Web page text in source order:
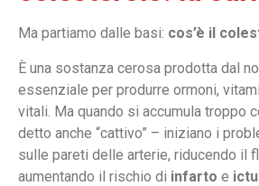
Ma partiamo dalle basi: cos’è il
È una sostanza cerosa prodotta dal
essenziale per produrre ormoni,
vitali. Ma quando si accumula troppo
detto anche “cattivo” – iniziano i
sulle pareti delle arterie, riducendo il
aumentando il rischio di infarto e